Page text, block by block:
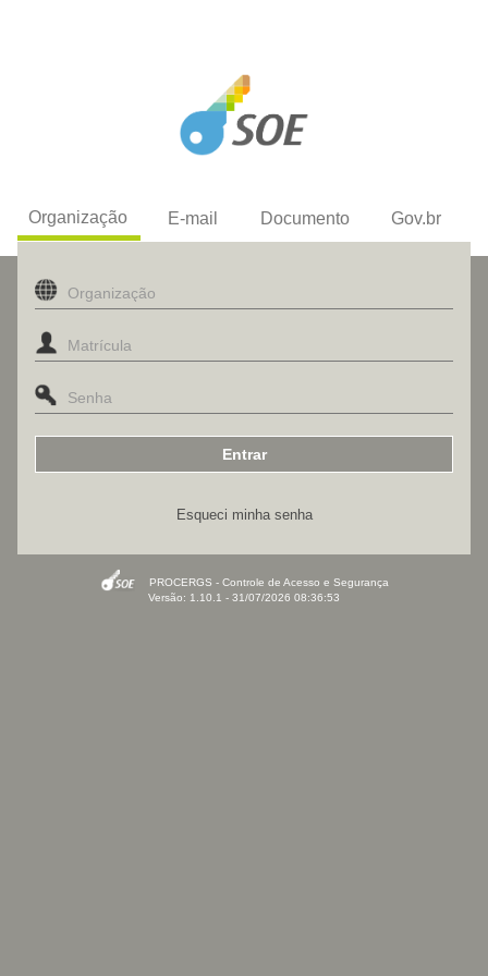
Organização E-mail Documento Gov.br
Esqueci minha senha
PROCERGS - Controle de Acesso e Segurança
Versão: 1.10.1 - 31/07/2026 08:36:53